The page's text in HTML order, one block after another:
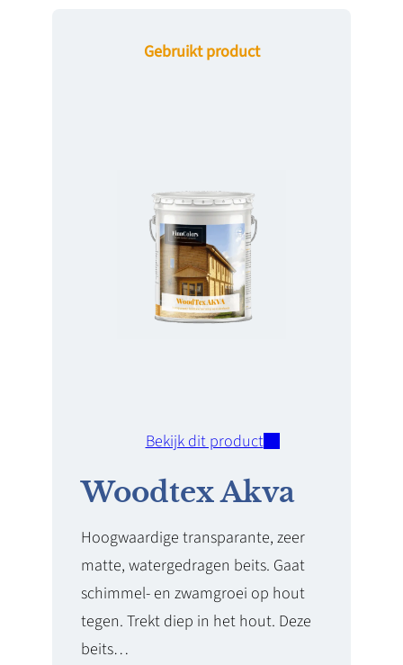
Gebruikt product
Bekijk dit product
Woodtex Akva
Hoogwaardige transparante, zeer
matte, watergedragen beits. Gaat
schimmel- en zwamgroei op hout
tegen. Trekt diep in het hout. Deze
beits…